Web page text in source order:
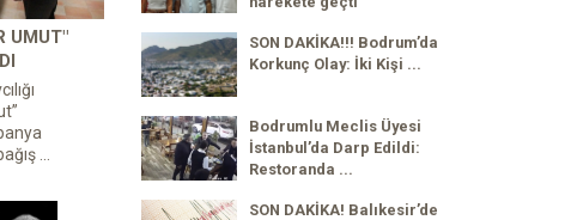
UMUT"
...
SON DAKİKA!!! Bodrum’da
Korkunç Olay: İki Kişi ...
Bodrumlu Meclis Üyesi
İstanbul’da Darp Edildi:
Restoranda ...
SON DAKİKA! Balıkesir’de